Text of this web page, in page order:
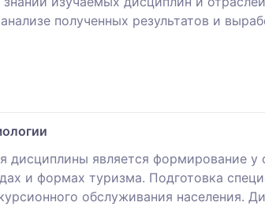
полученных результатов и
дисциплины является формирование у
и формах туризма. Подготовка
обслуживания населения.